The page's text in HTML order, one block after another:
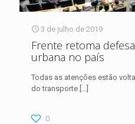
3 de julho de 2019
Frente retoma
urbana no país
Todas as atenções estão
do transporte […]
0